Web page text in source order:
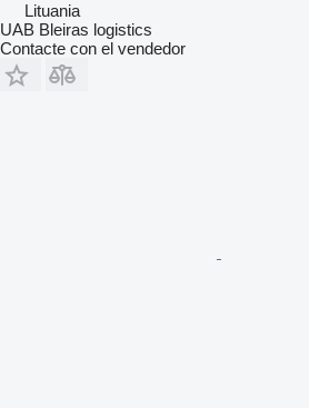
Lituania
UAB Bleiras logistics
Contacte con el vendedor